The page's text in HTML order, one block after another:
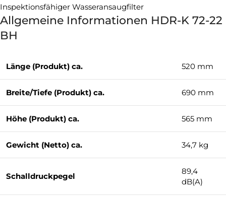
Inspektionsfähiger Wasseransaugfilter
Allgemeine Informationen HDR-K 72-22
BH
Länge (Produkt) ca. 520 mm
Breite/Tiefe (Produkt) ca. 690 mm
Höhe (Produkt) ca. 565 mm
Gewicht (Netto) ca. 34,7 kg
Schalldruckpegel
89,4
dB(A)